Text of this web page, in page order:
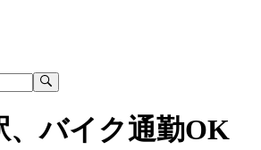
、バイク通勤OK